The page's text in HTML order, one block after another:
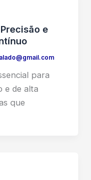
e
para
e de alta
que